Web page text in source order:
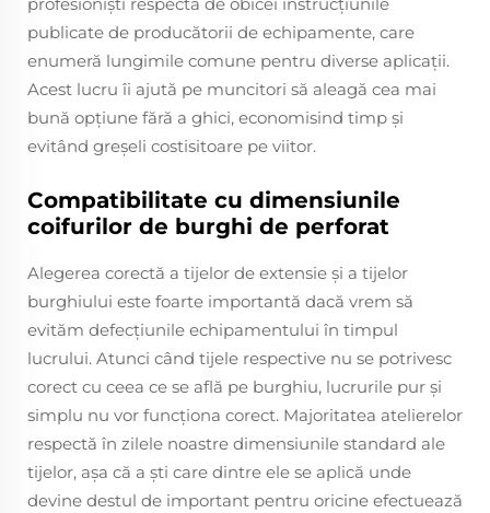
publicate de producătorii de echipamente, care
enumeră lungimile comune pentru diverse aplicații.
Acest lucru îi ajută pe muncitori să aleagă cea mai
bună opțiune fără a ghici, economisind timp și
evitând greșeli costisitoare pe viitor.
Compatibilitate cu dimensiunile
coifurilor de burghi de perforat
Alegerea corectă a tijelor de extensie și a tijelor
burghiului este foarte importantă dacă vrem să
evităm defecțiunile echipamentului în timpul
lucrului. Atunci când tijele respective nu se potrivesc
corect cu ceea ce se află pe burghiu, lucrurile pur și
simplu nu vor funcționa corect. Majoritatea atelierelor
respectă în zilele noastre dimensiunile standard ale
tijelor, așa că a ști care dintre ele se aplică unde
devine destul de important pentru oricine efectuează